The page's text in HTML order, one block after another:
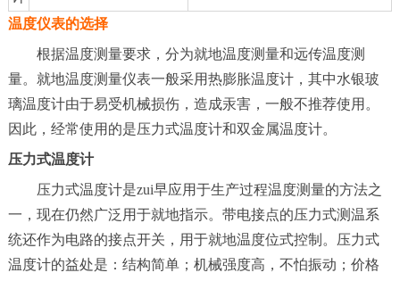
温度仪表的选择
根据温度测量要求，分为就地温度测量和远传温度测
量。就地温度测量仪表一般采用热膨胀温度计，其中水银玻
璃温度计由于易受机械损伤，造成汞害，一般不推荐使用。
因此，经常使用的是压力式温度计和双金属温度计。
压力式温度计
压力式温度计是zui早应用于生产过程温度测量的方法之
一，现在仍然广泛用于就地指示。带电接点的压力式测温系
统还作为电路的接点开关，用于就地温度位式控制。压力式
温度计的益处是：结构简单；机械强度高，不怕振动；价格